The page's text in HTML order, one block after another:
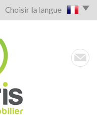
Choisir la langue